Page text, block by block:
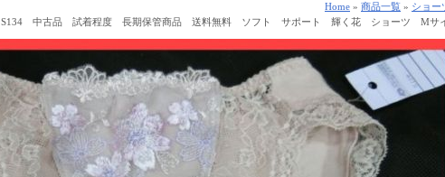
Home » 商品一覧 » ショー
S134 中古品 試着程度 長期保管商品 送料無料 ソフト サポート 輝く花 ショーツ Mサ